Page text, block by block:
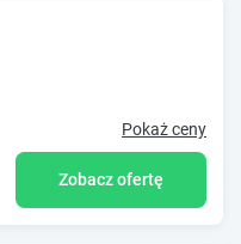
Miasto, Zamek
Pokaż ceny
Zobacz ofertę